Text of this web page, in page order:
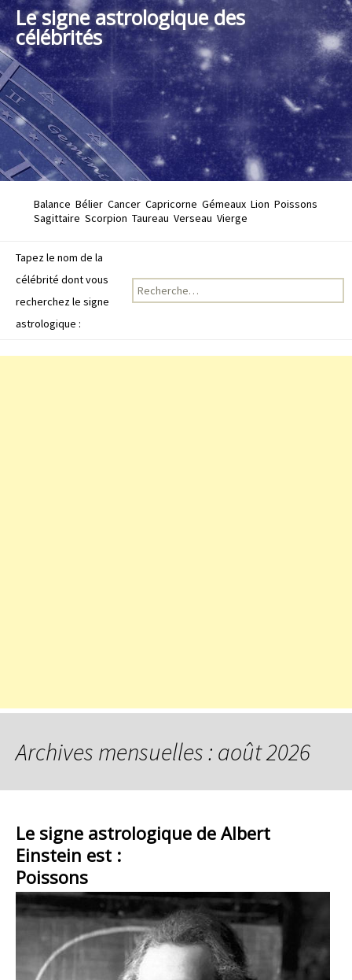
Le signe astrologique des
célébrités
Balance Bélier Cancer Capricorne Gémeaux Lion Poissons
Sagittaire Scorpion Taureau Verseau Vierge
Tapez le nom de la
célébrité dont vous
recherchez le signe
astrologique :
Recherche pour :
Archives mensuelles : août 2026
Le signe astrologique de Albert
Einstein est :
Poissons